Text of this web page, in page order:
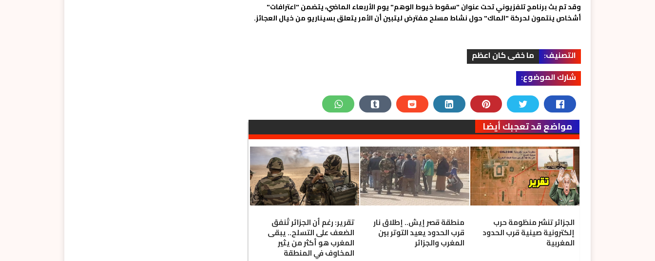
وقد تم بث برنامج تلفزيوني تحت عنوان "سقوط خيوط الوهم" يوم الأربعاء الماضي، يتضمن "اعترافات"
أشخاص ينتمون لحركة "الماك" حول نشاط مسلح مفترض ليتبين أن الأمر يتعلق بسيناريو من خيال العجائز.
التصنيف:
ما خفى كان اعظم
شارك الموضوع:
مواضع قد تعجبك أيضا
الجزائر تنشر منظومة حرب
إلكترونية صينية قرب الحدود
المغربية
منطقة قصر إيش.. إطلاق نار
قرب الحدود يعيد التوتر بين
المغرب والجزائر
تقرير: رغم أن الجزائر تُنفق
الضعف على التسلح.. يبقى
المغرب هو أكثر من يثير
المخاوف في المنطقة